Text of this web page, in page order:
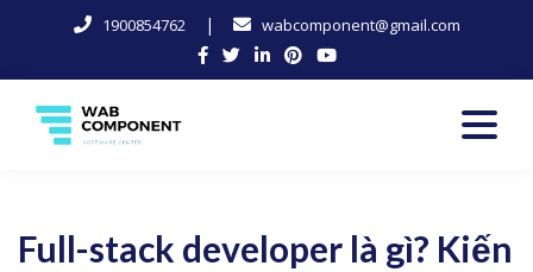
1900854762 | wabcomponent@gmail.com
content
Full-stack developer là gì? Kiến